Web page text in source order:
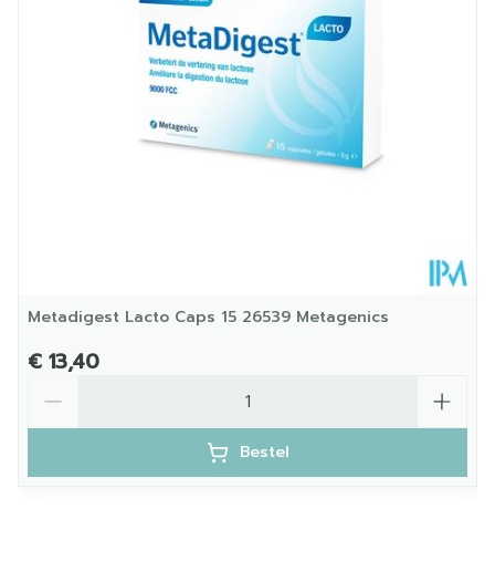
Kamertemperatuur (15°C -
25°C)
Metadigest Lacto Caps 15 26539 Metagenics
€ 13,40
Bestel